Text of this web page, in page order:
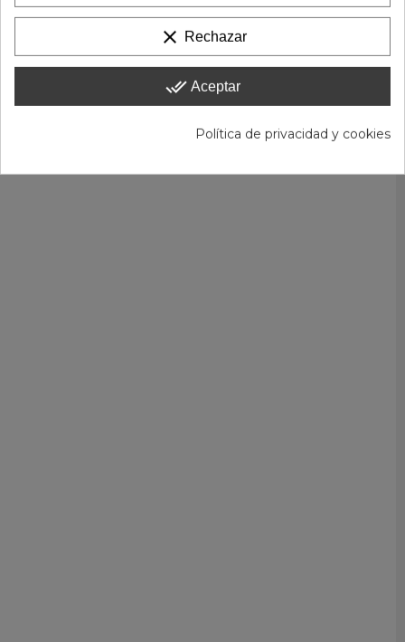
clear Rechazar
done_all Aceptar
Política de privacidad y cookies